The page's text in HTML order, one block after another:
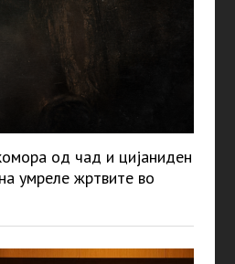
од чад и цијаниден
умреле жртвите во